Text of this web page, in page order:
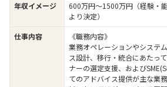
年収イメージ
600万円〜1500万円（経験・
より決定）
仕事内容
《職務内容》
業務オペレーションやシステ
ス設計、移行・統合にあたっ
ナーの選定支援、および
てのアドバイス提供が主な業